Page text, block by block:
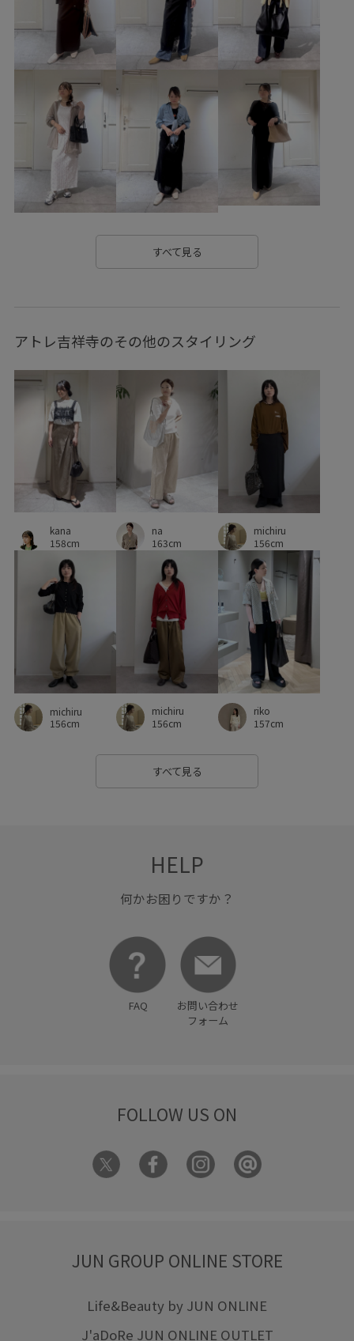
Tシャツ Wbag_pickup あたたかい きれいに見える
さらっと着れる さりげないアクセント ふくらみ
アウトドア イージーパンツ オーバーサイズ
カジュアル カラフル コントラスト ゴム仕様
シンプル ジャージ素材 スッキリ
ステッチ
ストレッチ性 スリット セットアップ タンクトップ
プルオーバー ヘアアレンジ ポケッタブル
メリハリ モード レイヤードスタイル
ロングシーズン ワンピース 上品 伸縮性
冷房対策 別注アイテム 夏にぴったり
大人カジュアル 快適 快適なはき心地
快適な着心地 抜け感 持ち運びに便利
旅行 柔らかい風合い 活躍する一着 着映え
穿き心地が良い 立体的 薄手 足捌きが楽
軽い着心地 軽さがポイント 高級感
すべて見る
アトレ吉祥寺のその他のスタイリング
kana
158cm
na
163cm
michiru
156cm
michiru
156cm
michiru
156cm
riko
157cm
すべて見る
HELP
何かお困りですか？
FAQ
お問い合わせ
フォーム
FOLLOW US ON
JUN GROUP ONLINE STORE
Life&Beauty by JUN ONLINE
J'aDoRe JUN ONLINE OUTLET